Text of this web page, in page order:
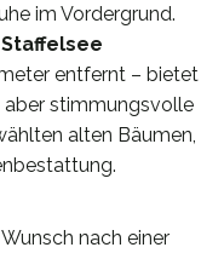
im Vordergrund.
entfernt – bietet
aber stimmungsvolle
alten Bäumen,
nach einer